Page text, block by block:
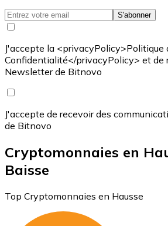
S'abonner
J'accepte la <privacyPolicy>Politique
Confidentialité</privacyPolicy> et de
Newsletter de Bitnovo
J'accepte de recevoir des
de Bitnovo
Cryptomonnaies en
Baisse
Top Cryptomonnaies en Hausse